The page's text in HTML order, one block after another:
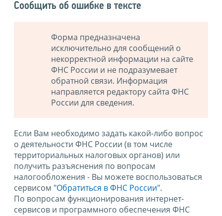
Сообщить об ошибке в тексте
Форма предназначена
исключительно для сообщений о
некорректной информации на сайте
ФНС России и не подразумевает
обратной связи. Информация
направляется редактору сайта ФНС
России для сведения.
Если Вам необходимо задать какой-либо вопрос
о деятельности ФНС России (в том числе
территориальных налоговых органов) или
получить разъяснения по вопросам
налогообложения - Вы можете воспользоваться
сервисом "Обратиться в ФНС России".
По вопросам функционирования интернет-
сервисов и программного обеспечения ФНС